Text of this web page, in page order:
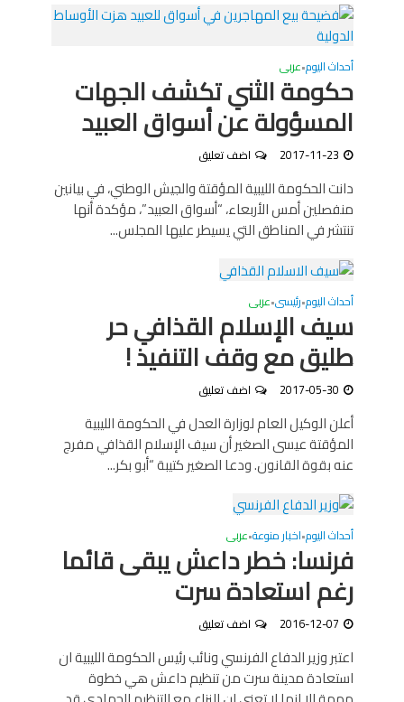
أحداث اليوم•عربى
حكومة الثني تكشف الجهات
المسؤولة عن أسواق العبيد
2017-11-23 اضف تعليق
دانت الحكومة الليبية المؤقتة والجيش الوطني، في بيانين
منفصلين أمس الأربعاء، “أسواق العبيد”، مؤكدة أنها
تنتشر في المناطق التي يسيطر عليها المجلس...
أحداث اليوم•رئيسى•عربى
سيف الإسلام القذافي حر
طليق مع وقف التنفيذ !
2017-05-30 اضف تعليق
أعلن الوكيل العام لوزارة العدل في الحكومة الليبية
المؤقتة عيسى الصغير أن سيف الإسلام القذافي مفرج
عنه بقوة القانون. ودعا الصغير كتيبة “أبو بكر...
أحداث اليوم•اخبار منوعة•عربى
فرنسا: خطر داعش يبقى قائما
رغم استعادة سرت
2016-12-07 اضف تعليق
اعتبر وزير الدفاع الفرنسي ونائب رئيس الحكومة الليبية ان
استعادة مدينة سرت من تنظيم داعش هي خطوة